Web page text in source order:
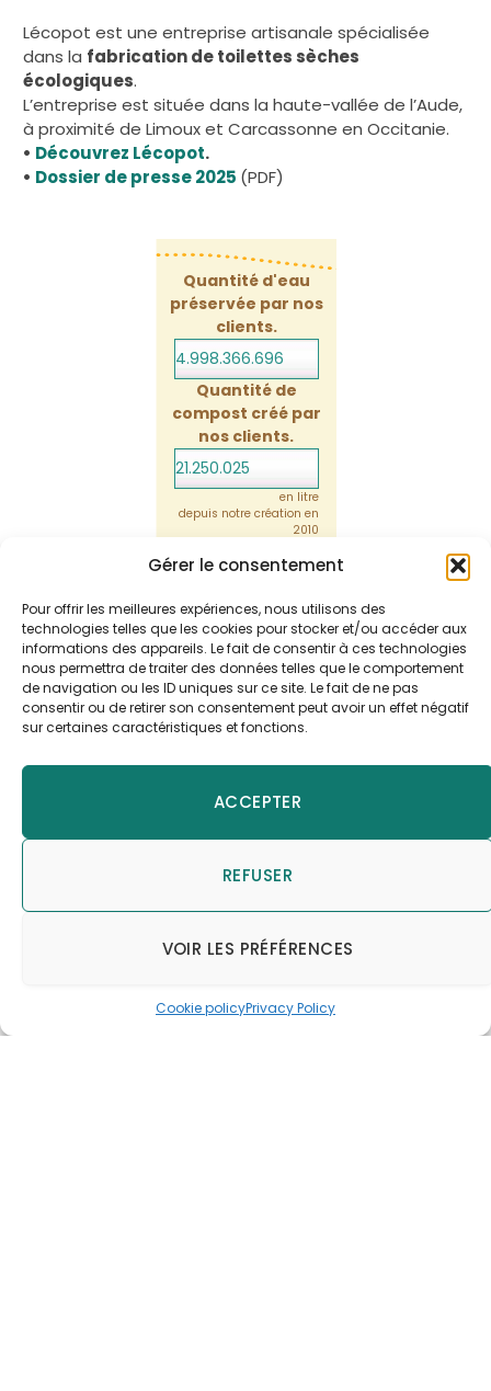
Gérer le consentement
Pour offrir les meilleures expériences, nous utilisons des
technologies telles que les cookies pour stocker et/ou accéder aux
informations des appareils. Le fait de consentir à ces technologies
nous permettra de traiter des données telles que le comportement
de navigation ou les ID uniques sur ce site. Le fait de ne pas
consentir ou de retirer son consentement peut avoir un effet négatif
sur certaines caractéristiques et fonctions.
ACCEPTER
REFUSER
VOIR LES PRÉFÉRENCES
Cookie policyPrivacy Policy
Lécopot est une entreprise artisanale spécialisée
dans la fabrication de toilettes sèches
écologiques.
L’entreprise est située dans la haute-vallée de l’Aude,
à proximité de Limoux et Carcassonne en Occitanie.
• Découvrez Lécopot.
• Dossier de presse 2025 (PDF)
Quantité d'eau
préservée par nos
clients.
4.998.366.717
Quantité de
compost créé par
nos clients.
21.250.025
en litre
depuis notre création en
2010
Restez connecté au monde des
toilettes sèches